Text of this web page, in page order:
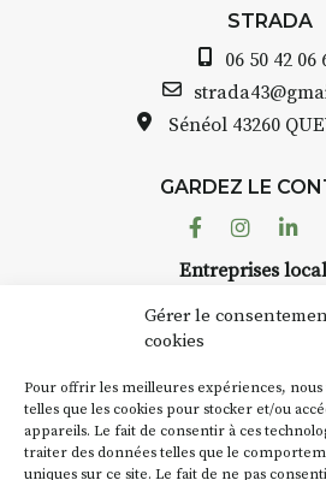
Gérer le
cookies
Pour offrir les meilleures expériences, nous
telles que les cookies pour stocker et/ou
appareils. Le fait de consentir à ces
traiter des données telles que le
uniques sur ce site. Le fait de ne pas
STRADA
06 50 42 06
Sénéol 43260
GARDEZ LE
Facebook
Entreprises
Suivez toute l'actu